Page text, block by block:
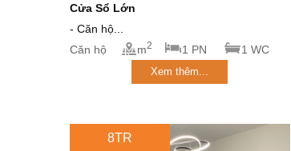
Cửa Sổ Lớn
- Căn hộ...
Căn hộ
m2 1 PN 1 WC
Xem thêm...
8TR